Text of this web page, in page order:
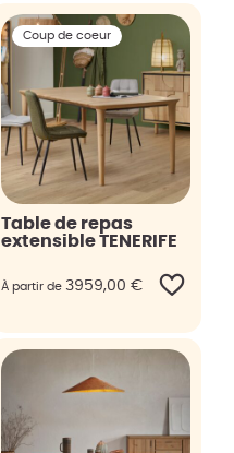
Coup de coeur
Table de repas
extensible TENERIFE
À partir de 3959,00 €